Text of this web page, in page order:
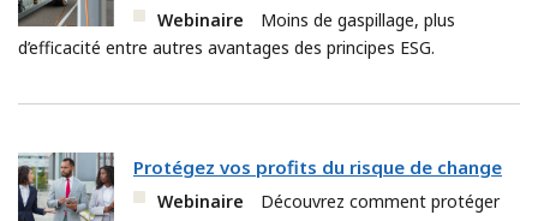
Webinaire
Moins de gaspillage, plus
d’efficacité entre autres avantages des principes ESG.
Protégez vos profits du risque de change
Webinaire
Découvrez comment protéger